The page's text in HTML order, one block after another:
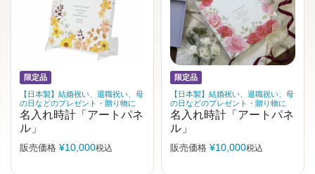
限定品
【日本製】結婚祝い、退職祝い、母
の日などのプレゼント・贈り物に
名入れ時計「アートパネ
ル」
販売価格 ¥10,000税込
限定品
【日本製】結婚祝い、退職祝い、母
の日などのプレゼント・贈り物に
名入れ時計「アートパネ
ル」
販売価格 ¥10,000税込